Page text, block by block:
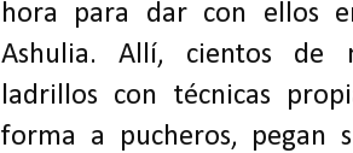
hora para dar con ellos
Ashulia. Allí, cientos de
ladrillos con técnicas
forma a pucheros, pegan